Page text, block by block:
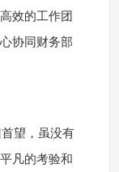
效的工作团
协同财务部
望，虽没有
凡的考验和